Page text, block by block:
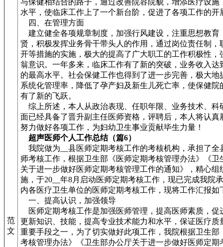
范
文
与保健相结合的路子，通过改善院容院貌，增添医疗设施
水平，使临床工作上了一个新台阶，促进了各项工作的开
四、在管理方面
建立健全各项规章制度，加强行风建设，注重思想教育
贤，积极发挥业务骨干带头人的作用，通过岗位责任制，
开等措施的实施，极大的提高了广大职工的工作积极性，
翁意识。一年多来，临床工作有了新的突破，业务收入达
的最高水平。社会保健工作也得到了进一步完善，极大地
系统化管理率，降低了孕产妇及新生儿死亡率，使保健院
有了新的飞跃。
综上所述，本人从政治表现、任职年限、业务技术、科
面已经具备了晋升副主任医师资格，评聘后，本人将认真
努力做好各项工作，为妇幼卫生事业贡献毕生力量！
超声医师个人工作总结（篇6）
我院做为__县医师定期考核工作的考核机构，承担了全
师考核工作，根据卫生部《医师定期考核管理办法》《卫
关于进一步做好医师定期考核管理工作的通知》，精心组
施，于20__年8月启动医师定期考核工作，现已完成我院
内各医疗卫生单位的医师定期考核工作，现将工作汇报如
一、提高认识，加强领导
医师定期考核工作是加强医师管理，提高医师素质，促
更新知识、技能，提高专业技术能力和水平，保证医疗质
重要手段之一，为了切实做好此项工作，我院根据卫生部
考核管理办法》《卫生部办公厅关于进一步做好医师定期